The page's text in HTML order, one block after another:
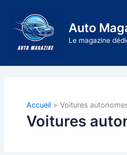
contenu
Auto
Le magazine
Accueil Voitures
Voitures